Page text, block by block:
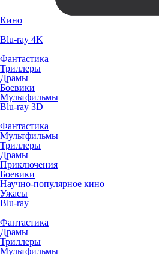
Кино
Blu-ray 4K
Фантастика
Триллеры
Драмы
Боевики
Мультфильмы
Blu-ray 3D
Фантастика
Мультфильмы
Триллеры
Драмы
Приключения
Боевики
Научно-популярное кино
Ужасы
Blu-ray
Фантастика
Драмы
Триллеры
Мультфильмы